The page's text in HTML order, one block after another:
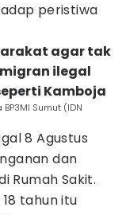
peristiwa
agar tak
ilegal
Kamboja
Sumut (IDN
8 Agustus
dan
Rumah Sakit.
tahun itu